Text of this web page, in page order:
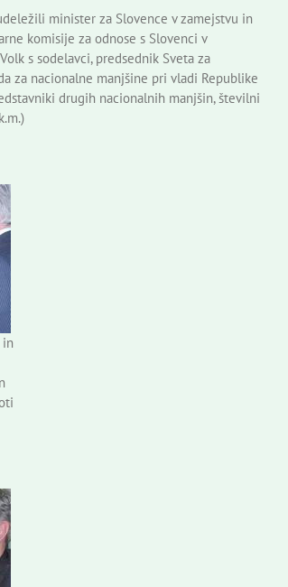
minister za Slovence v zamejstvu in
komisije za odnose s Slovenci v
s sodelavci, predsednik Sveta za
za nacionalne manjšine pri vladi Republike
drugih nacionalnih manjšin, številni